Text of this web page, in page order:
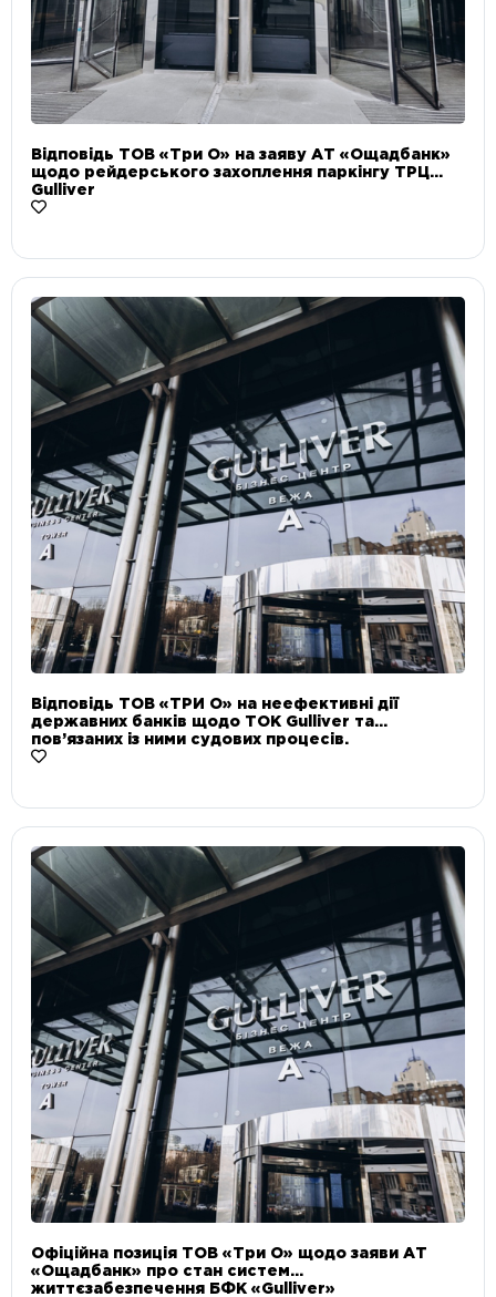
Відповідь ТОВ «Три О» на заяву АТ «Ощадбанк»
щодо рейдерського захоплення паркінгу ТРЦ
Gulliver
Відповідь ТОВ «ТРИ О» на неефективні дії
державних банків щодо ТОК Gulliver та
пов’язаних із ними судових процесів.
Офіційна позиція ТОВ «Три О» щодо заяви АТ
«Ощадбанк» про стан систем
життєзабезпечення БФК «Gulliver»